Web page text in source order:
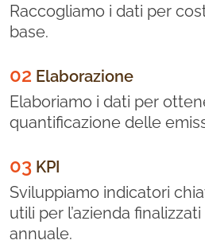
Raccogliamo i dati per
base.
02 Elaborazione
Elaboriamo i dati per
quantificazione delle
03 KPI
Sviluppiamo indicatori
utili per l’azienda
annuale.